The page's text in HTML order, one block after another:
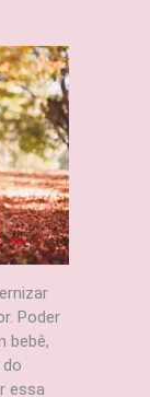
Poder
bebê,
essa